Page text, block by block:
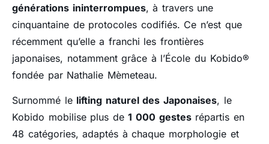
générations ininterrompues, à travers une
cinquantaine de protocoles codifiés. Ce n’est que
récemment qu’elle a franchi les frontières
japonaises, notamment grâce à l’École du Kobido®
fondée par Nathalie Mèmeteau.
Surnommé le lifting naturel des Japonaises, le
Kobido mobilise plus de1 000 gestesrépartis en
48 catégories, adaptés à chaque morphologie et